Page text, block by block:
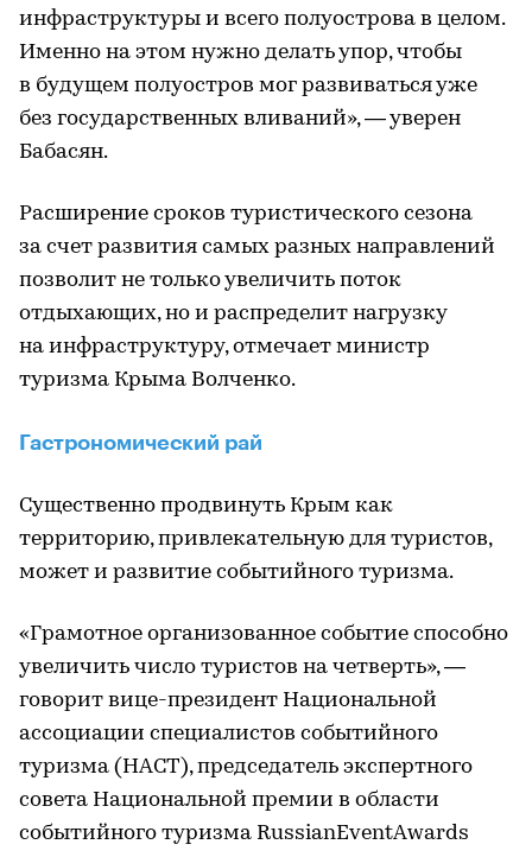
инфраструктуры и всего полуострова в целом.
Именно на этом нужно делать упор, чтобы
в будущем полуостров мог развиваться уже
без государственных вливаний», — уверен
Бабасян.
Расширение сроков туристического сезона
за счет развития самых разных направлений
позволит не только увеличить поток
отдыхающих, но и распределит нагрузку
на инфраструктуру, отмечает министр
туризма Крыма Волченко.
Гастрономический рай
Существенно продвинуть Крым как
территорию, привлекательную для туристов,
может и развитие событийного туризма.
«Грамотное организованное событие способно
увеличить число туристов на четверть», —
говорит вице-президент Национальной
ассоциации специалистов событийного
туризма (НАСТ), председатель экспертного
совета Национальной премии в области
событийного туризма RussianEventAwards